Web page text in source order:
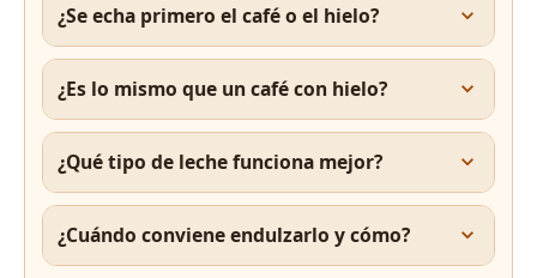
¿Se echa primero el café o el hielo?
¿Es lo mismo que un café con hielo?
¿Qué tipo de leche funciona mejor?
¿Cuándo conviene endulzarlo y cómo?